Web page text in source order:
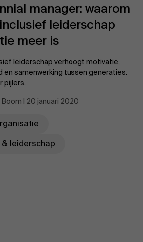
manager: waarom
leiderschap
meer is
leiderschap verhoogt motivatie,
en samenwerking tussen generaties.
pijlers.
Boom | 20 januari 2020
leiderschap